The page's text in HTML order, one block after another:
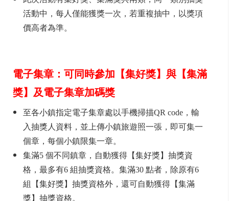
活動中，每人僅能獲獎一次，若重複抽中，以獎項
價高者為準。
電子集章：可同時參加【集好獎】與【集滿
獎】及電子集章加碼獎
至各小鎮指定電子集章處以手機掃描QR code，輸
入抽獎人資料，並上傳小鎮旅遊照一張，即可集一
個章，每個小鎮限集一章。
集滿5 個不同鎮章，自動獲得【集好獎】抽獎資
格，最多有6 組抽獎資格。集滿30 點者，除原有6
組【集好獎】抽獎資格外，還可自動獲得【集滿
獎】抽獎資格。